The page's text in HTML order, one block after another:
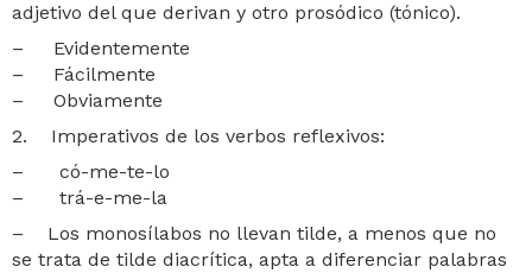
adjetivo del que derivan y otro prosódico (tónico).
– Evidentemente
– Fácilmente
– Obviamente
2. Imperativos de los verbos reflexivos:
– có-me-te-lo
– trá-e-me-la
– Los monosílabos no llevan tilde, a menos que no
se trata de tilde diacrítica, apta a diferenciar palabras